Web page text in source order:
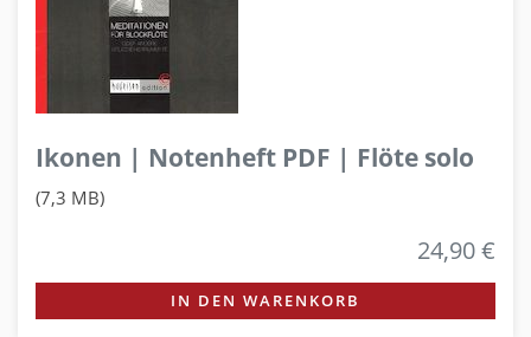
Ikonen | Notenheft PDF | Flöte solo
(7,3 MB)
24,90 €
IN DEN WARENKORB